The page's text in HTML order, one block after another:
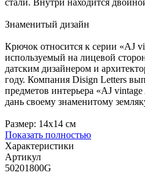
Знаменитый дизайн
Крючок относится к серии «AJ
используемый на лицевой
датским дизайнером и
году. Компания Disign Letters
предметов интерьера «AJ
дань своему знаменитому
Размер: 14х14 см
Показать полностью
Характеристики
Артикул
50201800G